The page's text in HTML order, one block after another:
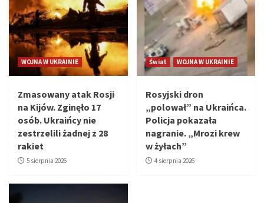
WOJNA W UKRAINIE
Zmasowany atak Rosji
na Kijów. Zginęło 17
osób. Ukraińcy nie
zestrzelili żadnej z 28
rakiet
5 sierpnia 2026
Świat WOJNA W UKRAINIE
Rosyjski dron
„polował” na Ukraińca.
Policja pokazała
nagranie. „Mrozi krew
w żyłach”
4 sierpnia 2026